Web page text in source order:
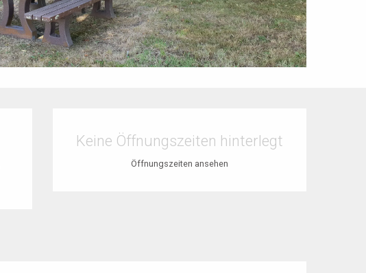
Keine Öffnungszeiten hinterlegt
Öffnungszeiten ansehen